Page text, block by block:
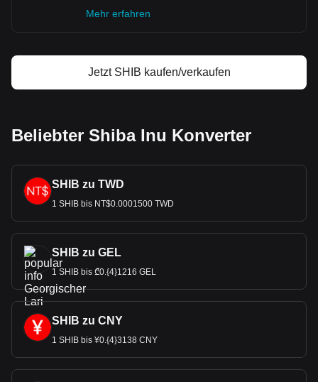
Mehr erfahren
Jetzt SHIB kaufen/verkaufen
Beliebter Shiba Inu Konverter
SHIB zu TWD
1 SHIB bis NT$0.0001500 TWD
SHIB zu GEL
1 SHIB bis ₾0.{4}1216 GEL
SHIB zu CNY
1 SHIB bis ¥0.{4}3138 CNY